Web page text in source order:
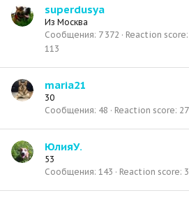
superdusya
Из Москва
Сообщения 7 372 Reaction score
113
maria21
30
Сообщения 48 Reaction score
ЮлияУ.
53
Сообщения 143 Reaction score